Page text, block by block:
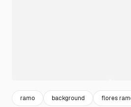
ramo background flores